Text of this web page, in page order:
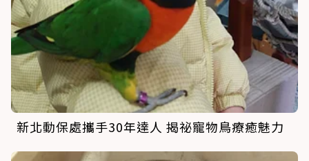
新北動保處攜手30年達人 揭祕寵物鳥療癒魅力